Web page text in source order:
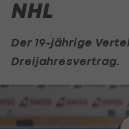
NHL
Der 19-jährige
Dreijahresvertrag.